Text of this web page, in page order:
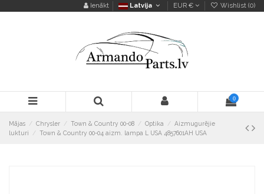
Ienākt Latvija EUR € Wishlist (0)
0
Mājas Chrysler Town & Country 00-08 Optika
Aizmugurējie
lukturi
Town & Country 00-04 aizm. lampa L USA 4857601AH USA